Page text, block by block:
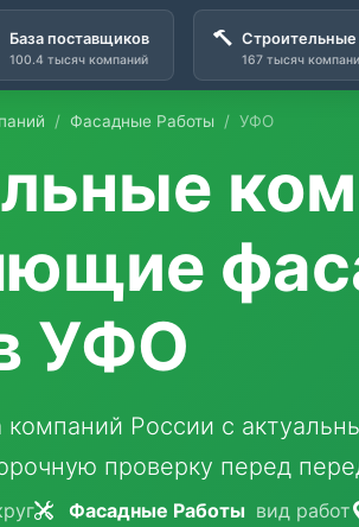
База поставщиков
100.4 тысяч компаний 167 тысяч
Фасадные Работы УФО
УФО
России с
проверку перед
Фасадные Работы вид работ